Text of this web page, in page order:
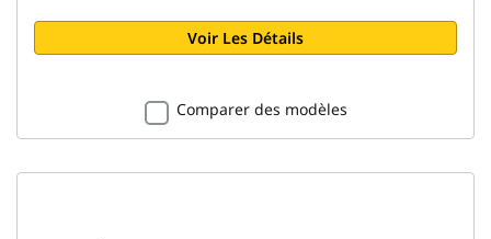
Voir Les Détails
Comparer des modèles